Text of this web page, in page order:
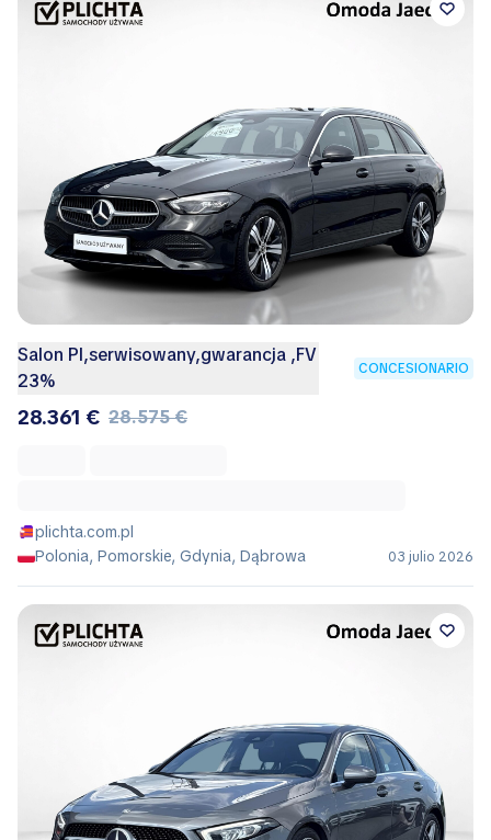
Salon Pl,serwisowany,gwarancja ,FV
23%
CONCESIONARIO
28.361 € 28.575 €
plichta.com.pl
Polonia, Pomorskie, Gdynia, Dąbrowa
03 julio 2026